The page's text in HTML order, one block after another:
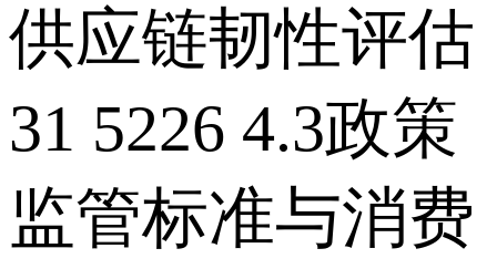
供应链韧性评估
31 5226 4.3政策
监管标准与消费